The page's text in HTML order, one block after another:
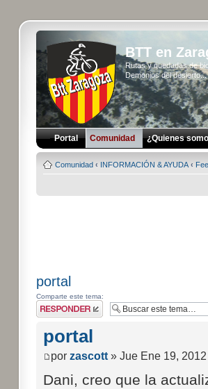
BTT en
Rutas y quedadas de
Demonios del desierto...
Portal Comunidad ¿Quienes
Comunidad ‹ INFORMACIÓN & AYUDA ‹
portal
Comparte este tema:
Publicar una
respuesta
portal
por zascott» Jue Ene 19,
Dani, creo que la